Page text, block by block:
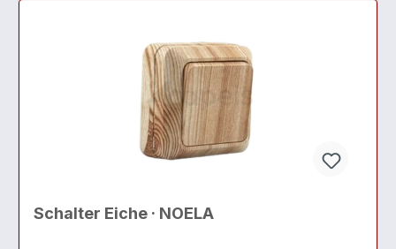
Schalter Eiche · NOELA